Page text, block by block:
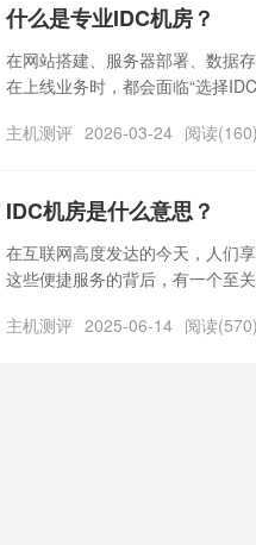
什么是专业IDC机房？
在网站搭建、服务器部署、数据
在上线业务时，都会面临“选择
础设施核心”，相当于为服务器和
主机测评 2026-03-24 阅读
IDC机房是什么意思？
在互联网高度发达的今天，人们
这些便捷服务的背后，有一个至
主机测评 2025-06-14 阅读